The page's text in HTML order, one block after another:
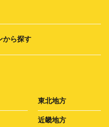
から探す
東北地方
近畿地方